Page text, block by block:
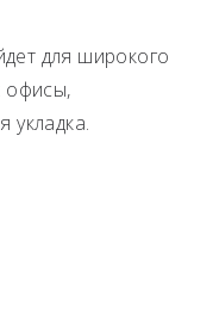
для широкого
офисы,
укладка.